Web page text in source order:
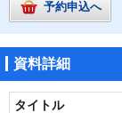
予約申込へ
資料詳細
タイトル